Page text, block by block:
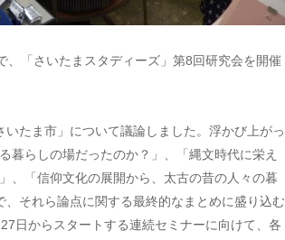
「さいたまスタディーズ」第8回研究会を開催
たま市」について議論しました。浮かび上がっ
暮らしの場だったのか？」、「縄文時代に栄え
、「信仰文化の展開から、太古の昔の人々の暮
それら論点に関する最終的なまとめに盛り込む
日からスタートする連続セミナーに向けて、各